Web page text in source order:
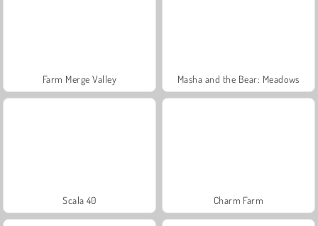
Farm Merge Valley Masha and the Bear: Meadows
Scala 40 Charm Farm